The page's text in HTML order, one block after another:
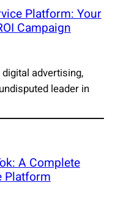
Platform: Your
Campaign
advertising,
leader in
A Complete
Platform